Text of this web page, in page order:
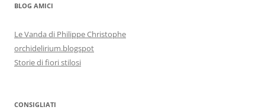
BLOG AMICI
Le Vanda di Philippe Christophe
orchidelirium.blogspot
Storie di fiori stilosi
CONSIGLIATI